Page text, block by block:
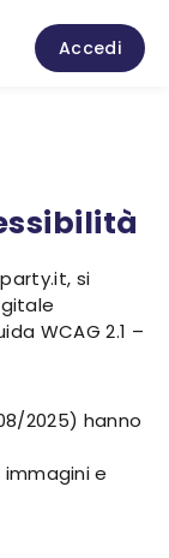
Accedi
si
WCAG 2.1 –
2025) hanno
e